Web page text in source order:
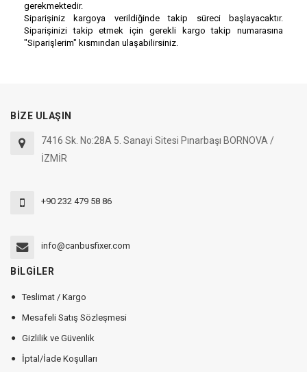
gerekmektedir.
Siparişiniz kargoya verildiğinde takip süreci başlayacaktır.
Siparişinizi takip etmek için gerekli kargo takip numarasına
"Siparişlerim" kısmından ulaşabilirsiniz.
BİZE ULAŞIN
7416 Sk. No:28A 5. Sanayi Sitesi Pınarbaşı BORNOVA /
İZMİR
+90 232 479 58 86
info@canbusfixer.com
BİLGİLER
Teslimat / Kargo
Mesafeli Satış Sözleşmesi
Gizlilik ve Güvenlik
İptal/İade Koşulları